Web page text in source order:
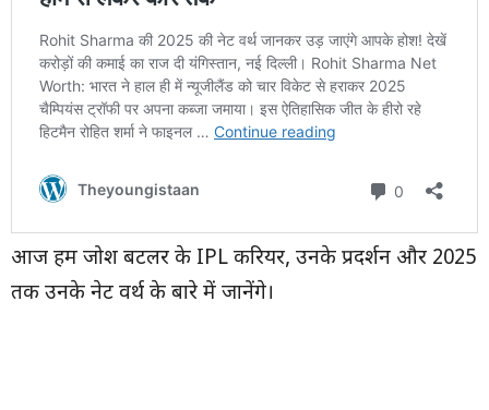
आज हम जोश बटलर के IPL करियर, उनके प्रदर्शन और 2025
तक उनके नेट वर्थ के बारे में जानेंगे।